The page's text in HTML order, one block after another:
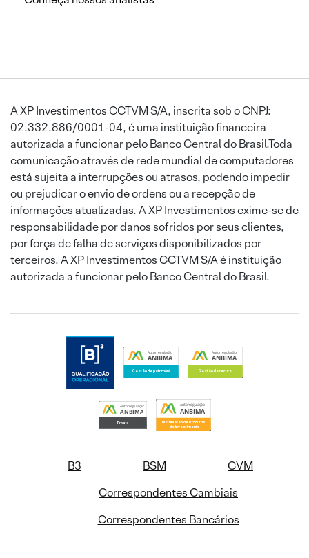
A XP Investimentos CCTVM S/A, inscrita sob o CNPJ:
02.332.886/0001-04, é uma instituição financeira
autorizada a funcionar pelo Banco Central do Brasil.Toda
comunicação através de rede mundial de computadores
está sujeita a interrupções ou atrasos, podendo impedir
ou prejudicar o envio de ordens ou a recepção de
informações atualizadas. A XP Investimentos exime-se de
responsabilidade por danos sofridos por seus clientes,
por força de falha de serviços disponibilizados por
terceiros. A XP Investimentos CCTVM S/A é instituição
autorizada a funcionar pelo Banco Central do Brasil.
B3 BSM
CVM
Correspondentes Cambiais
Correspondentes Bancários